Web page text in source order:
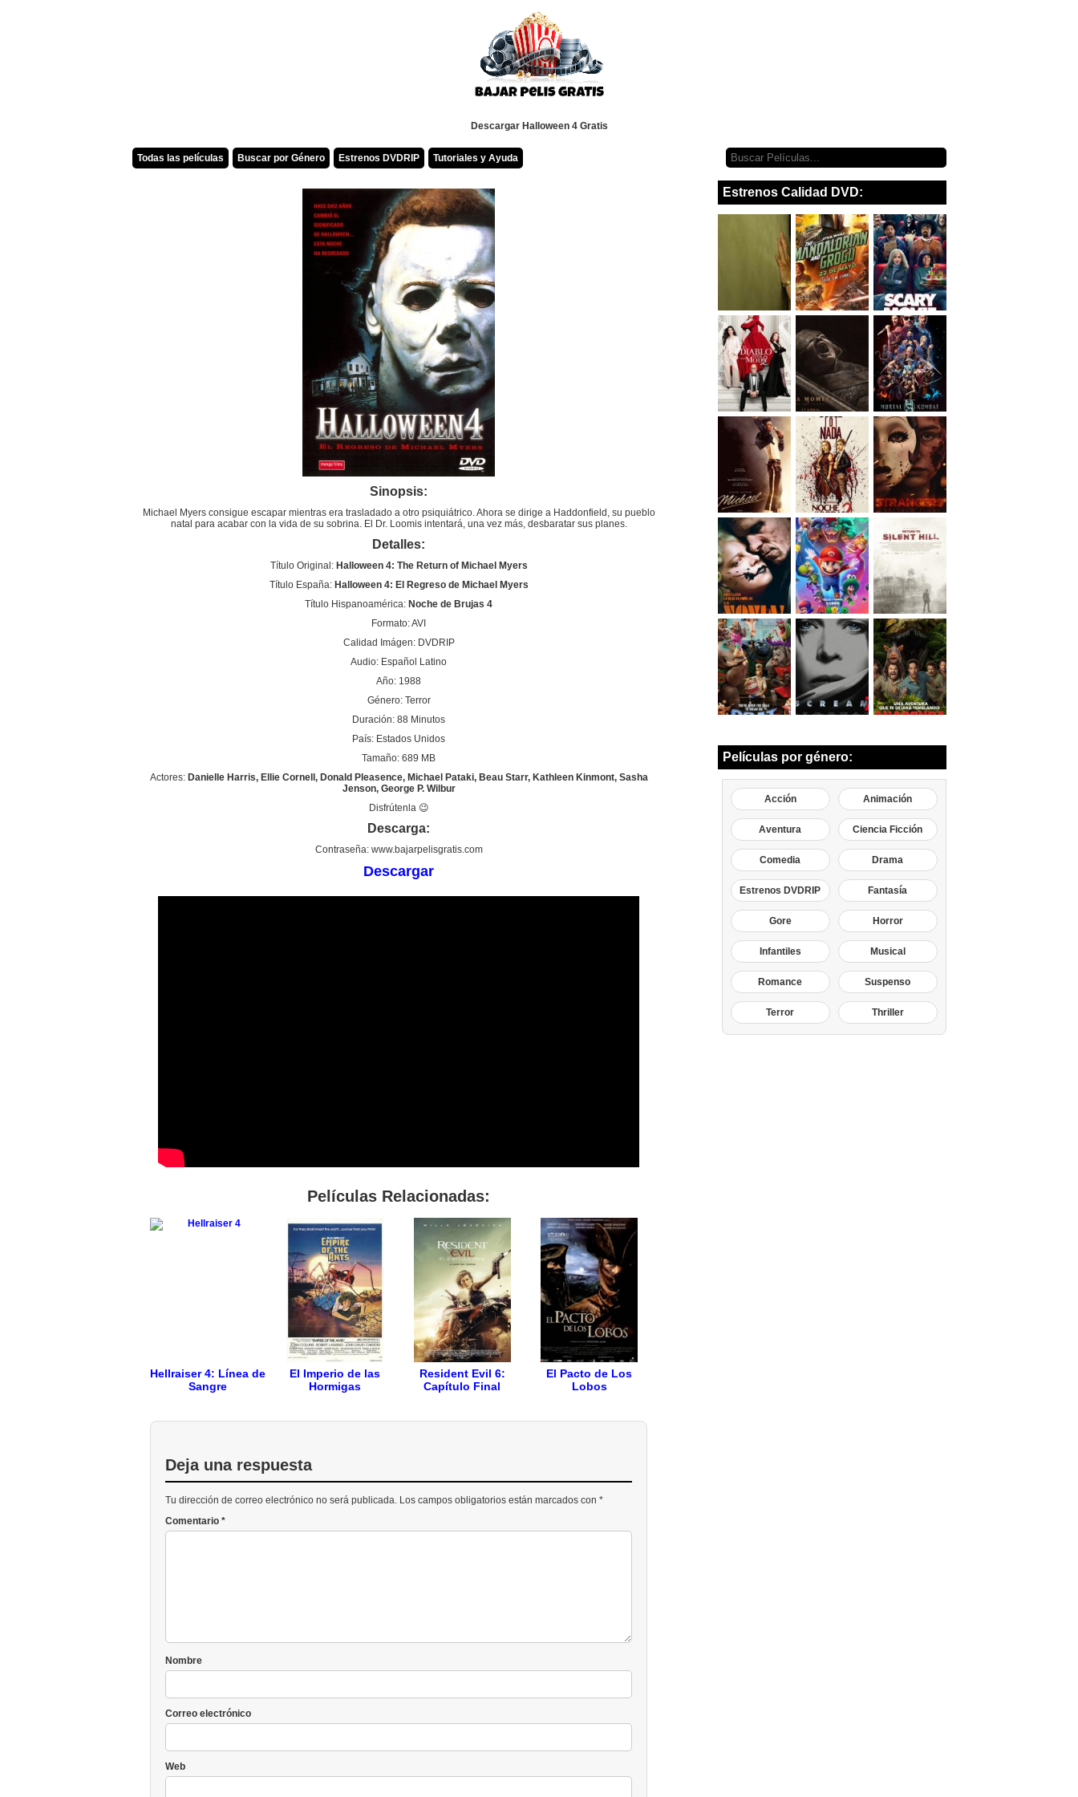
Descargar Halloween 4 Gratis
Todas las películas Buscar por Género Estrenos DVDRIP Tutoriales y Ayuda
Sinopsis:
Michael Myers consigue escapar mientras era trasladado a otro psiquiátrico. Ahora se dirige a Haddonfield, su pueblo
natal para acabar con la vida de su sobrina. El Dr. Loomis intentará, una vez más, desbaratar sus planes.
Detalles:
Título Original: Halloween 4: The Return of Michael Myers
Título España: Halloween 4: El Regreso de Michael Myers
Título Hispanoamérica: Noche de Brujas 4
Formato: AVI
Calidad Imágen: DVDRIP
Audio: Español Latino
Año: 1988
Género: Terror
Duración: 88 Minutos
País: Estados Unidos
Tamaño: 689 MB
Actores: Danielle Harris, Ellie Cornell, Donald Pleasence, Michael Pataki, Beau Starr, Kathleen Kinmont, Sasha
Jenson, George P. Wilbur
Disfrútenla 😉
Descarga:
Contraseña: www.bajarpelisgratis.com
Descargar
Películas Relacionadas:
Hellraiser 4: Línea de
Sangre
El Imperio de las
Hormigas
Resident Evil 6:
Capítulo Final
El Pacto de Los
Lobos
Deja una respuesta
Tu dirección de correo electrónico no será publicada. Los campos obligatorios están marcados con *
Comentario *
Nombre
Correo electrónico
Web
Estrenos Calidad DVD:
Películas por género:
Acción Animación
Aventura Ciencia Ficción
Comedia Drama
Estrenos DVDRIP Fantasía
Gore Horror
Infantiles Musical
Romance Suspenso
Terror Thriller